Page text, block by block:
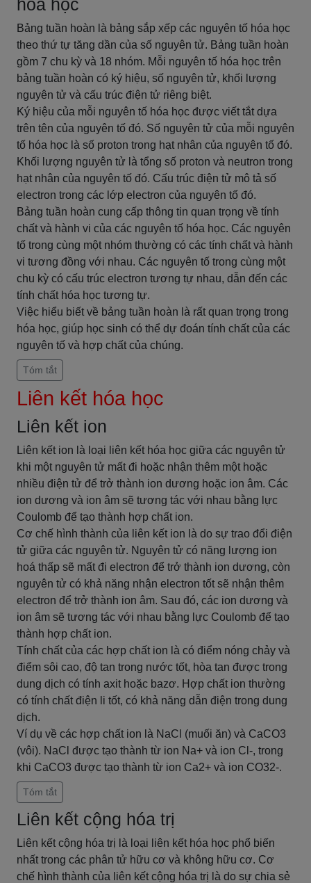
hóa học
Bảng tuần hoàn là bảng sắp xếp các nguyên tố hóa học
theo thứ tự tăng dần của số nguyên tử. Bảng tuần hoàn
gồm 7 chu kỳ và 18 nhóm. Mỗi nguyên tố hóa học trên
bảng tuần hoàn có ký hiệu, số nguyên tử, khối lượng
nguyên tử và cấu trúc điện tử riêng biệt.
Ký hiệu của mỗi nguyên tố hóa học được viết tắt dựa
trên tên của nguyên tố đó. Số nguyên tử của mỗi nguyên
tố hóa học là số proton trong hạt nhân của nguyên tố đó.
Khối lượng nguyên tử là tổng số proton và neutron trong
hạt nhân của nguyên tố đó. Cấu trúc điện tử mô tả số
electron trong các lớp electron của nguyên tố đó.
Bảng tuần hoàn cung cấp thông tin quan trọng về tính
chất và hành vi của các nguyên tố hóa học. Các nguyên
tố trong cùng một nhóm thường có các tính chất và hành
vi tương đồng với nhau. Các nguyên tố trong cùng một
chu kỳ có cấu trúc electron tương tự nhau, dẫn đến các
tính chất hóa học tương tự.
Việc hiểu biết về bảng tuần hoàn là rất quan trọng trong
hóa học, giúp học sinh có thể dự đoán tính chất của các
nguyên tố và hợp chất của chúng.
Tóm tắt
Liên kết hóa học
Liên kết ion
Liên kết ion là loại liên kết hóa học giữa các nguyên tử
khi một nguyên tử mất đi hoặc nhận thêm một hoặc
nhiều điện tử để trở thành ion dương hoặc ion âm. Các
ion dương và ion âm sẽ tương tác với nhau bằng lực
Coulomb để tạo thành hợp chất ion.
Cơ chế hình thành của liên kết ion là do sự trao đổi điện
tử giữa các nguyên tử. Nguyên tử có năng lượng ion
hoá thấp sẽ mất đi electron để trở thành ion dương, còn
nguyên tử có khả năng nhận electron tốt sẽ nhận thêm
electron để trở thành ion âm. Sau đó, các ion dương và
ion âm sẽ tương tác với nhau bằng lực Coulomb để tạo
thành hợp chất ion.
Tính chất của các hợp chất ion là có điểm nóng chảy và
điểm sôi cao, độ tan trong nước tốt, hòa tan được trong
dung dịch có tính axit hoặc bazơ. Hợp chất ion thường
có tính chất điện li tốt, có khả năng dẫn điện trong dung
dịch.
Ví dụ về các hợp chất ion là NaCl (muối ăn) và CaCO3
(vôi). NaCl được tạo thành từ ion Na+ và ion Cl-, trong
khi CaCO3 được tạo thành từ ion Ca2+ và ion CO32-.
Tóm tắt
Liên kết cộng hóa trị
Liên kết cộng hóa trị là loại liên kết hóa học phổ biến
nhất trong các phân tử hữu cơ và không hữu cơ. Cơ
chế hình thành của liên kết cộng hóa trị là do sự chia sẻ